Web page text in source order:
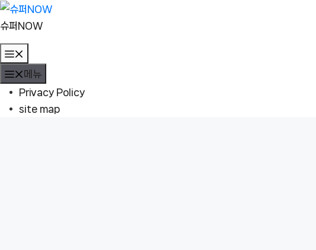
컨
텐
츠
로
건
슈퍼NOW
뉴
메뉴
Privacy Policy
site map